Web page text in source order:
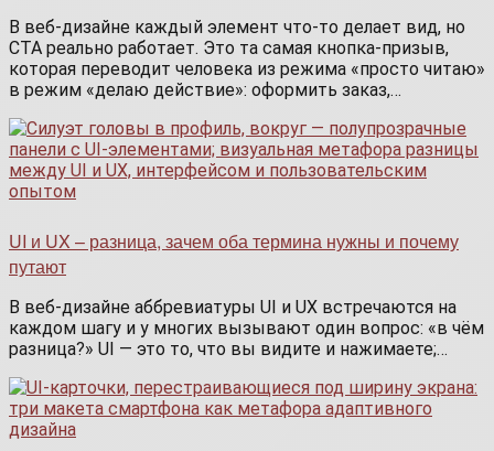
В веб-дизайне каждый элемент что-то делает вид, но
CTA реально работает. Это та самая кнопка-призыв,
которая переводит человека из режима «просто читаю»
в режим «делаю действие»: оформить заказ,…
UI и UX – разница, зачем оба термина нужны и почему
путают
В веб-дизайне аббревиатуры UI и UX встречаются на
каждом шагу и у многих вызывают один вопрос: «в чём
разница?» UI — это то, что вы видите и нажимаете;…